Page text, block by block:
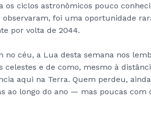
ciclos astronômicos pouco
observaram, foi uma oportunidade
por volta de 2044.
no céu, a Lua desta semana nos
celestes e de como, mesmo à
aqui na Terra. Quem perdeu,
ao longo do ano — mas poucas com